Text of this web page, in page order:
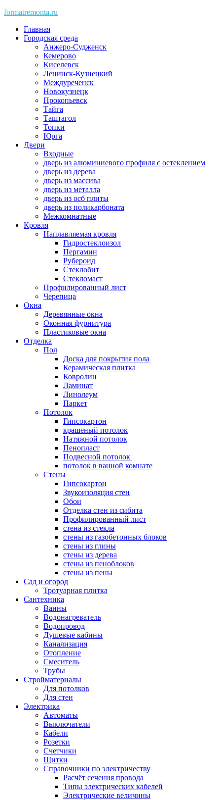
Skip
content
formatremonta.ru
Главная
Городская среда
Анжеро-Судженск
Кемерово
Киселевск
Ленинск-Кузнецкий
Междуреченск
Новокузнецк
Прокопьевск
Тайга
Таштагол
Топки
Юрга
Двери
Входные
дверь из алюминиевого профиля с остеклением
дверь из дерева
дверь из массива
дверь из металла
дверь из осб плиты
дверь из поликарбоната
Межкомнатные
Кровля
Наплавляемая кровля
Гидростеклоизол
Пергамин
Рубероид
Стеклобит
Стекломаст
Профилированный лист
Черепица
Окна
Деревянные окна
Оконная фурнитура
Пластиковые окна
Отделка
Пол
Доска для покрытия пола
Керамическая плитка
Ковролин
Ламинат
Линолеум
Паркет
Потолок
Гипсокартон
крашеный потолок
Натяжной потолок
Пенопласт
Подвесной потолок
потолок в ванной комнате
Стены
Гипсокартон
Звукоизоляция стен
Обои
Отделка стен из сибита
Профилированный лист
стена из стекла
стены из газобетонных блоков
стены из глины
стены из дерева
стены из пеноблоков
стены из пены
Сад и огород
Тротуарная плитка
Сантехника
Ванны
Водонагреватель
Водопровод
Душевые кабины
Канализация
Отопление
Смеситель
Трубы
Стройматериалы
Для потолков
Для стен
Электрика
Автоматы
Выключатели
Кабели
Розетки
Счетчики
Щитки
Справочники по электричеству
Расчёт сечения провода
Типы электрических кабелей
Электрические величины